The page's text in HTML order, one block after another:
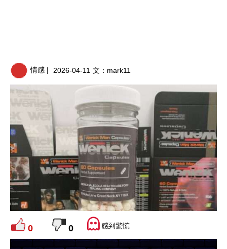
情感 | 2026-04-11 文： mark11
0 0 感到驚慌